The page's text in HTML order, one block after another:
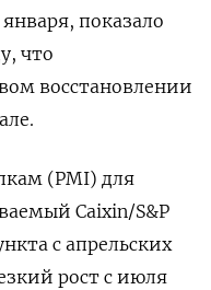
показало
что
восстановлении
(PMI) для
Caixin/S&P
с апрельских
рост с июля